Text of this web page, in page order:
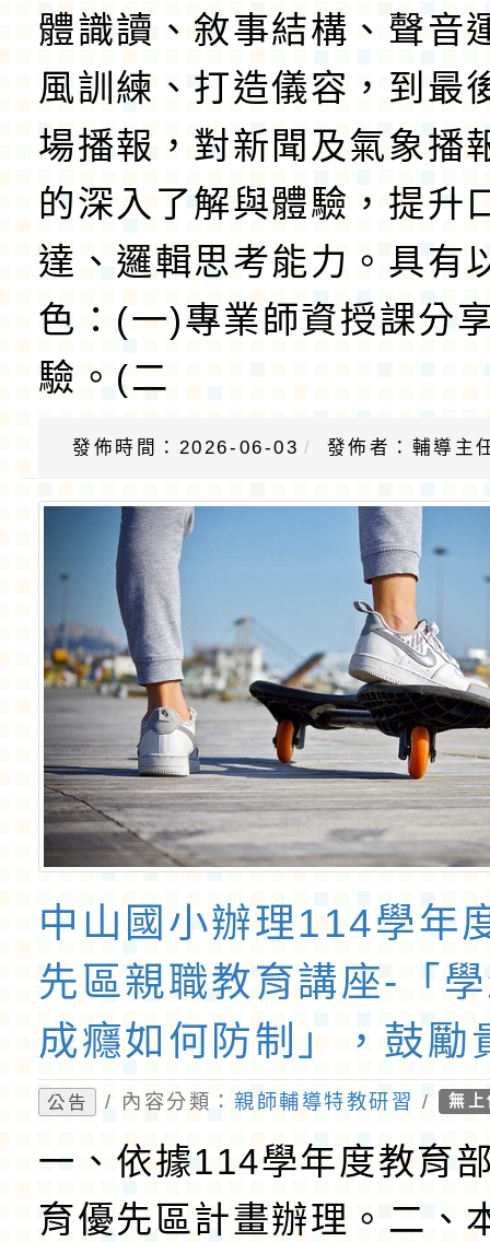
體識讀、敘事結構、聲音
風訓練、打造儀容，到最
場播報，對新聞及氣象播
的深入了解與體驗，提升
達、邏輯思考能力。具有
色：(一)專業師資授課分
驗。(二
發佈時間：2026-06-03 發佈者：輔導主
中山國小辦理114學年
先區親職教育講座-「
成癮如何防制」，鼓勵
師、家長及社區人士踴
公告 / 內容分類：親師輔導特教研習 / 無
一、依據114學年度教育
育優先區計畫辦理。二、